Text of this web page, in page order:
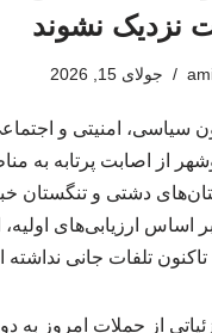
نزدیک نشوند
جولای 15, 2026
سیاسی، امنیتی و
از اصابت پرتابه به
دشتی و تنگستان
اساس ارزیابی‌های
تاکنون تلفات جانی